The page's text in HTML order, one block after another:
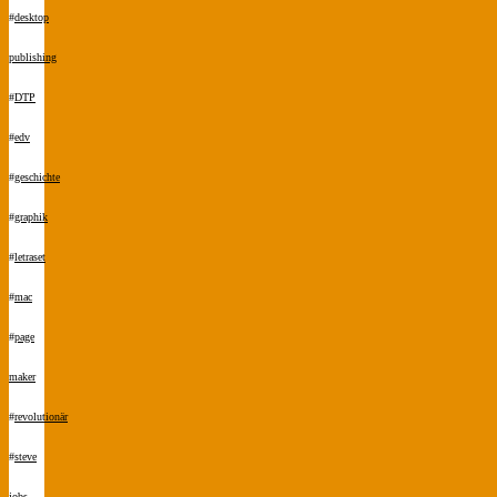
#desktop
publishing
#DTP
#edv
#geschichte
#graphik
#letraset
#mac
#page
maker
#revolutionär
#steve